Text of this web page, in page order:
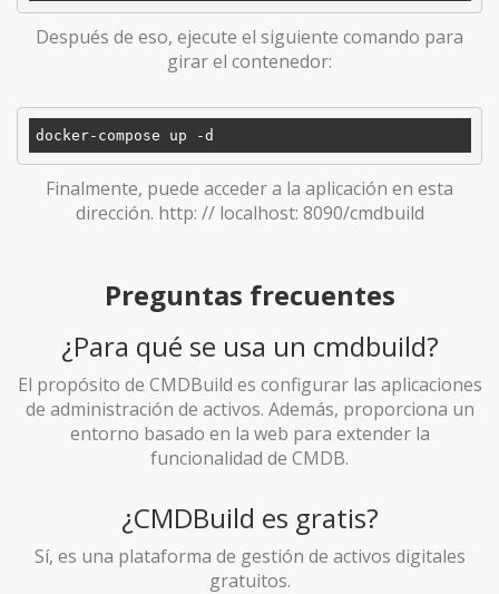
Después de eso, ejecute el siguiente comando para
girar el contenedor:
Finalmente, puede acceder a la aplicación en esta
dirección. http: // localhost: 8090/cmdbuild
Preguntas frecuentes
¿Para qué se usa un cmdbuild?
El propósito de CMDBuild es configurar las aplicaciones
de administración de activos. Además, proporciona un
entorno basado en la web para extender la
funcionalidad de CMDB.
¿CMDBuild es gratis?
Sí, es una plataforma de gestión de activos digitales
gratuitos.